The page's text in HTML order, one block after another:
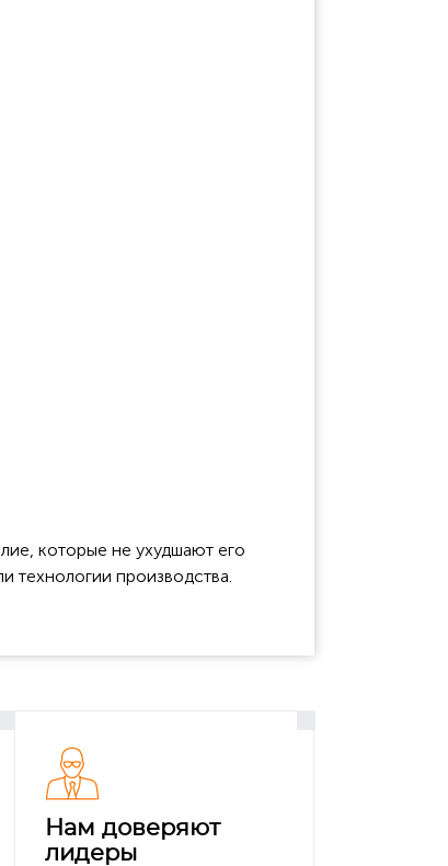
которые не ухудшают его
технологии производства.
Нам доверяют
лидеры